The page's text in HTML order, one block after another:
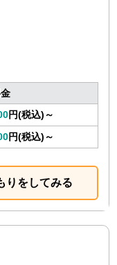
円(税込)～
円(税込)～
りをしてみる